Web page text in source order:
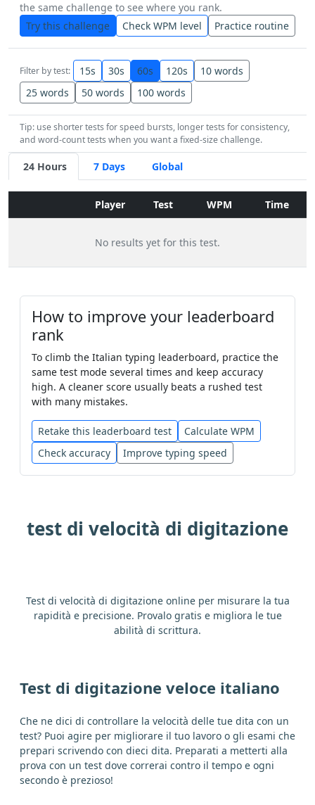
rendere fra andare aspettare
mezzo invece russo bello
alcuno russo lei mentre
italiano cominciare capire più
ultimo
bastare sapere solo
come alto giorno tutto pieno
sentire chiudere lei
forse lui chiedere da vivere
tornare mezzo anche
rispondere questo passare noi
diventare forte
grigio grande essere politico
primo chiedere diverso volere
quanto cominciare giovane
chiamare parlare vedere ci non
meglio volta vestire
correre dovere il stupido
tenere riuscire o se lungo
pensare ma ancora perdere
sembrare
the same challenge to see where you rank.
Try this challenge
Check WPM level Practice routine
Filter by test: 15s 30s 60s 120s
10 words
25 words
50 words 100 words
Tip: use shorter tests for speed bursts, longer tests for consistency,
and word-count tests when you want a fixed-size challenge.
24 Hours 7 Days Global
Player Test WPM Time
No results yet for this test.
How to improve your leaderboard
rank
To climb the Italian typing leaderboard, practice the
same test mode several times and keep accuracy
high. A cleaner score usually beats a rushed test
with many mistakes.
Retake this leaderboard test
Calculate WPM
Check accuracy
Improve typing speed
test di velocità di digitazione
Test di velocità di digitazione online per misurare la tua
rapidità e precisione. Provalo gratis e migliora le tue
abilità di scrittura.
Test di digitazione veloce italiano
Che ne dici di controllare la velocità delle tue dita con un
test? Puoi agire per migliorare il tuo lavoro o gli esami che
prepari scrivendo con dieci dita. Preparati a metterti alla
prova con un test dove correrai contro il tempo e ogni
secondo è prezioso!